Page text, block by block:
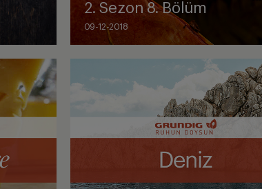
09-12-2018
2. Sezon 8. Bölüm